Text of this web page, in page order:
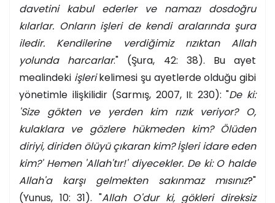
davetini kabul ederler ve namazı dosdoğru
kılarlar. Onların işleri de kendi aralarında şura
iledir. Kendilerine verdiğimiz rızıktan Allah
yolunda harcarlar." (Şura, 42: 38). Bu ayet
mealindeki işlerikelimesi şu ayetlerde olduğu gibi
yönetimle ilişkilidir (Sarmış, 2007, II: 230): "De ki:
'Size gökten ve yerden kim rızık veriyor? O,
kulaklara ve gözlere hükmeden kim? Ölüden
diriyi, diriden ölüyü çıkaran kim? İşleri idare eden
kim?' Hemen 'Allah'tır!' diyecekler. De ki: O halde
Allah'a karşı gelmekten sakınmaz mısınız?"
(Yunus, 10: 31). "Allah O'dur ki, gökleri direksiz